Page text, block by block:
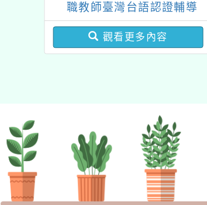
組G-4-6『健康學一下』
澳洲塔斯馬尼亞大學參訪
職教師臺灣台語認證輔導
增能課程計畫
觀看更多內容